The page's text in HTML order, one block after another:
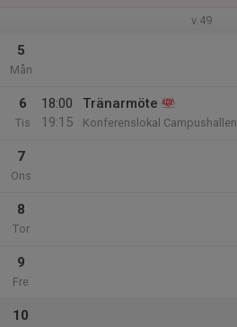
v.49
5
Mån
6
Tis
18:00
19:15
Tränarmöte
Konferenslokal Campushallen
7
Ons
8
Tor
9
Fre
10